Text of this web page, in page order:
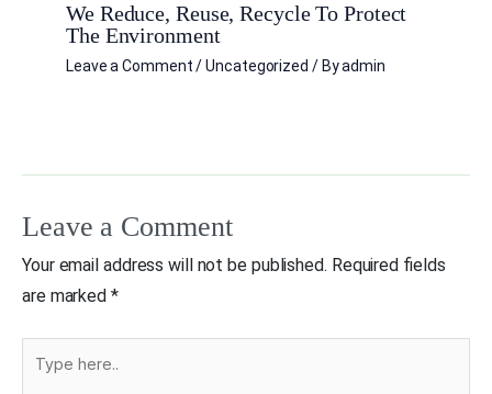
We Reduce, Reuse, Recycle To Protect
The Environment
Leave a Comment /Uncategorized / Byadmin
Leave a Comment
Your email address will not be published. Required fields
are marked *